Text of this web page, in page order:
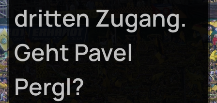
dritten Zugang.
Geht Pavel
Pergl?